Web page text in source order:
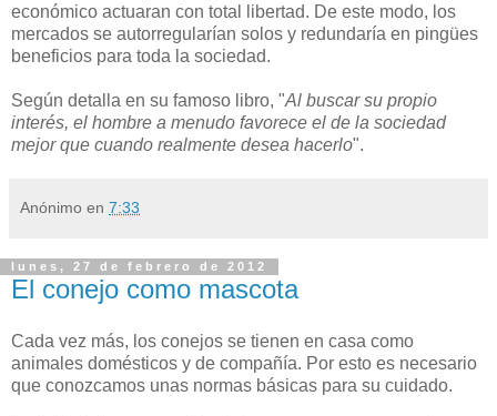
económico actuaran con total libertad. De este modo, los
mercados se autorregularían solos y redundaría en pingües
beneficios para toda la sociedad.
Según detalla en su famoso libro, "Al buscar su propio
interés, el hombre a menudo favorece el de la sociedad
mejor que cuando realmente desea hacerlo".
Anónimo en 7:33
lunes, 27 de febrero de 2012
El conejo como mascota
Cada vez más, los conejos se tienen en casa como
animales domésticos y de compañía. Por esto es necesario
que conozcamos unas normas básicas para su cuidado.